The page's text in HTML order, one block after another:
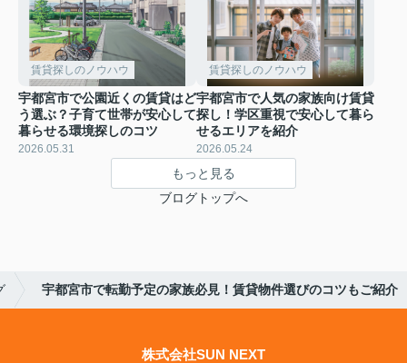
賃貸探しのノウハウ
宇都宮市で公園近くの賃貸はど
う選ぶ？子育て世帯が安心して
暮らせる環境探しのコツ
2026.05.31
賃貸探しのノウハウ
宇都宮市で人気の家族向け賃貸
探し！学区重視で安心して暮ら
せるエリアを紹介
2026.05.24
もっと見る
ブログトップへ
宇都宮市で転勤予定の家族必見！賃貸物件選びのコツもご紹介
株式会社SUN NEXT